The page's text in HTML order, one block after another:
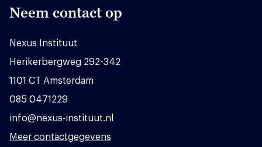
Neem contact op
Nexus Instituut
Herikerbergweg 292-342
1101 CT Amsterdam
085 0471229
info@nexus-instituut.nl
Meer contactgegevens